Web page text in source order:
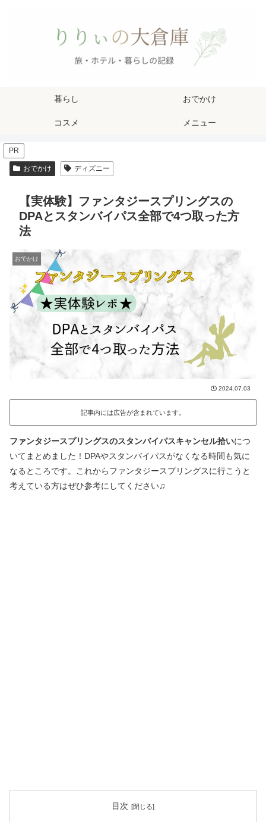
暮らし おでかけ
コスメ メニュー
PR
おでかけ ディズニー
【実体験】ファンタジースプリングスの
DPAとスタンバイパス全部で4つ取った方
法
おでかけ
2024.07.03
記事内には広告が含まれています。
ファンタジースプリングスのスタンバイパスキャンセル拾いにつ
いてまとめました！DPAやスタンバイパスがなくなる時間も気に
なるところです。これからファンタジースプリングスに行こうと
考えている方はぜひ参考にしてください♫
目次